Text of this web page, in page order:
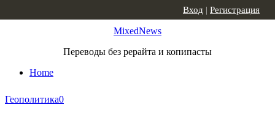
MixedNews
Переводы без рерайта и копипасты
Home
Вход | Регистрация
Геополитика0